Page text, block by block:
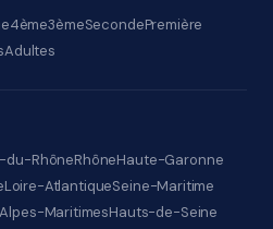
4ème3èmeSecondePremière
Adultes
du-RhôneRhôneHaute-Garonne
Loire-AtlantiqueSeine-Maritime
Alpes-MaritimesHauts-de-Seine